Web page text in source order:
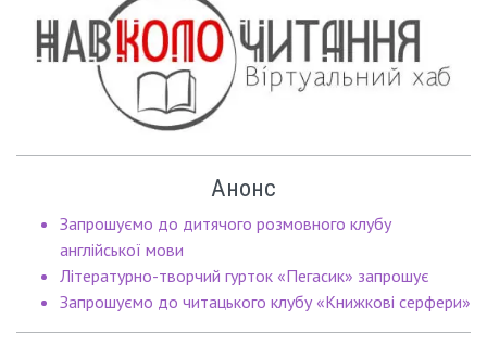
Анонс
Запрошуємо до дитячого розмовного клубу
англійської мови
Літературно-творчий гурток «Пегасик» запрошує
Запрошуємо до читацького клубу «Книжкові серфери»